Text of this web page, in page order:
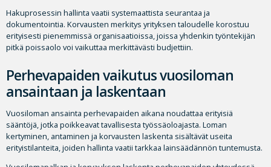
Hakuprosessin hallinta vaatii systemaattista seurantaa ja
dokumentointia. Korvausten merkitys yrityksen taloudelle korostuu
erityisesti pienemmissä organisaatioissa, joissa yhdenkin työntekijän
pitkä poissaolo voi vaikuttaa merkittävästi budjettiin.
Perhevapaiden vaikutus vuosiloman
ansaintaan ja laskentaan
Vuosiloman ansainta perhevapaiden aikana noudattaa erityisiä
sääntöjä, jotka poikkeavat tavallisesta työssäoloajasta. Loman
kertyminen, antaminen ja korvausten laskenta sisältävät useita
erityistilanteita, joiden hallinta vaatii tarkkaa lainsäädännön tuntemusta.